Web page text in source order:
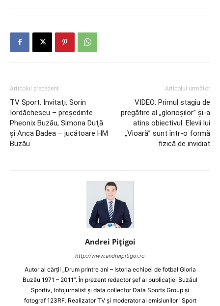
Articolul precedent
TV Sport. Invitaţi: Sorin
Iordăchescu – preşedinte
Pheonix Buzău, Simona Duţă
şi Anca Badea – jucătoare HM
Buzău
Articolul următor
VIDEO: Primul stagiu de
pregătire al „glorioşilor” şi-a
atins obiectivul. Elevii lui
„Vioară” sunt într-o formă
fizică de invidiat
Andrei Pițigoi
http://www.andreipitigoi.ro
Autor al cărţii „Drum printre ani – Istoria echipei de fotbal Gloria
Buzău 1971 – 2011”. În prezent redactor şef al publicaţiei Buzăul
Sportiv, fotojurnalist şi data collector Data Sports Group şi
fotograf 123RF. Realizator TV şi moderator al emisiunilor "Sport